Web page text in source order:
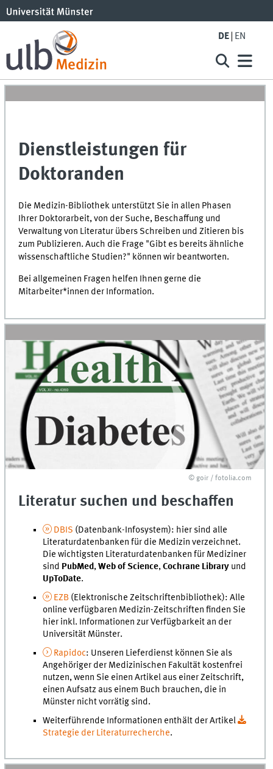
DE EN
Dienstleistungen für
Doktoranden
Die Medizin-Bibliothek unterstützt Sie in allen Phasen
Ihrer Doktorarbeit, von der Suche, Beschaffung und
Verwaltung von Literatur übers Schreiben und Zitieren bis
zum Publizieren. Auch die Frage "Gibt es bereits ähnliche
wissenschaftliche Studien?" können wir beantworten.
Bei allgemeinen Fragen helfen Ihnen gerne die
Mitarbeiter*innen der Information.
© goir / fotolia.com
Literatur suchen und beschaffen
DBIS (Datenbank-Infosystem): hier sind alle
Literaturdatenbanken für die Medizin verzeichnet.
Die wichtigsten Literaturdatenbanken für Mediziner
sind PubMed,Web of Science,Cochrane Library und
UpToDate.
EZB (Elektronische Zeitschriftenbibliothek): Alle
online verfügbaren Medizin-Zeitschriften finden Sie
hier inkl. Informationen zur Verfügbarkeit an der
Universität Münster.
Rapidoc: Unseren Lieferdienst können Sie als
Angehöriger der Medizinischen Fakultät kostenfrei
nutzen, wenn Sie einen Artikel aus einer Zeitschrift,
einen Aufsatz aus einem Buch brauchen, die in
Münster nicht vorrätig sind.
Weiterführende Informationen enthält der Artikel
Strategie der Literaturrecherche.